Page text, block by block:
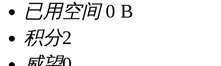
已用空间0 B
积分2